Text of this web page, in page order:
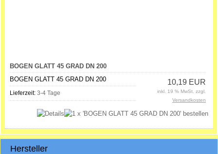
BOGEN GLATT 45 GRAD DN 200
BOGEN GLATT 45 GRAD DN 200
Lieferzeit: 3-4 Tage
10,19 EUR
inkl. 19 % MwSt. zzgl.
Versandkosten
Hersteller